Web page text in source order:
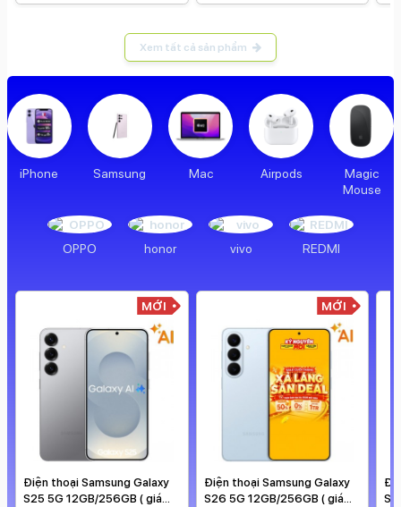
Xem tất cả sản phẩm
iPhone Samsung Mac Airpods
Magic
Mouse
OPPO honor vivo REDMI
MỚI
Điện thoại Samsung Galaxy
S25 5G 12GB/256GB ( giá
MỚI
Điện thoại Samsung Galaxy
S26 5G 12GB/256GB ( giá